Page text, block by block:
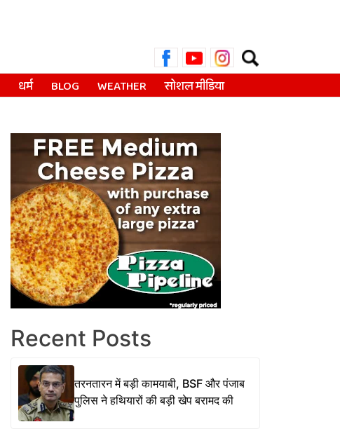
Search
for:
धर्म BLOG WEATHER सोशल मीडिया
Recent Posts
तरनतारन में बड़ी कामयाबी, BSF और पंजाब
पुलिस ने हथियारों की बड़ी खेप बरामद की